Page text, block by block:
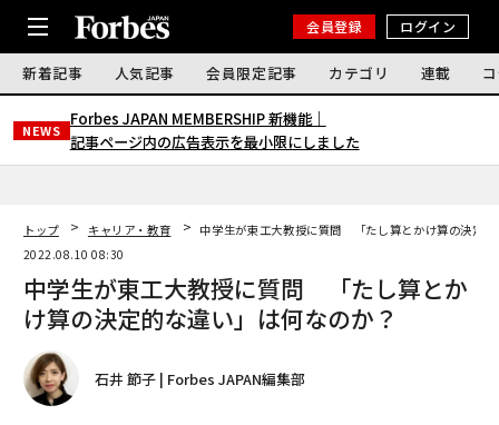
会員登録 ログイン
新着記事 人気記事 会員限定記事 カテゴリ 連載
NEWS
Forbes JAPAN MEMBERSHIP 新機能｜
記事ページ内の広告表示を最小限にしました
トップ キャリア・教育
中学生が東工大教授に質問 「たし算とかけ算の決定的
2022.08.10 08:30
中学生が東工大教授に質問 「たし算とか
け算の決定的な違い」は何なのか？
石井 節子 | Forbes JAPAN編集部